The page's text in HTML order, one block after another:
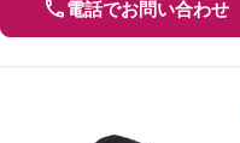
電話でお問い合わせ